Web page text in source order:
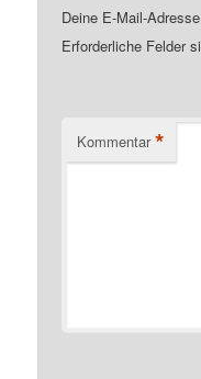
Deine E-Mail-
Erforderliche Felder
Kommentar *